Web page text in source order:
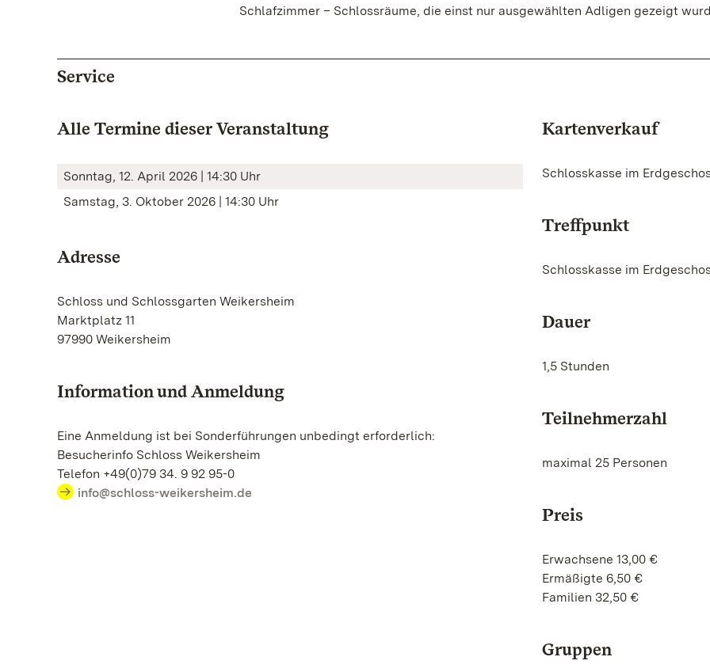
Schlafzimmer – Schlossräume, die einst nur ausgewählten Adligen gezeigt
Service
Alle Termine dieser Veranstaltung
Sonntag, 12. April 2026 | 14:30 Uhr
Samstag, 3. Oktober 2026 | 14:30 Uhr
Adresse
Schloss und Schlossgarten Weikersheim
Marktplatz 11
97990 Weikersheim
Information und Anmeldung
Eine Anmeldung ist bei Sonderführungen unbedingt erforderlich:
Besucherinfo Schloss Weikersheim
Telefon +49(0)79 34. 9 92 95-0
info@schloss-weikersheim.de
Kartenverkauf
Schlosskasse im
Treffpunkt
Schlosskasse im
Dauer
1,5 Stunden
Teilnehmerzahl
maximal 25 Personen
Preis
Erwachsene 13,00 €
Ermäßigte 6,50 €
Familien 32,50 €
Gruppen